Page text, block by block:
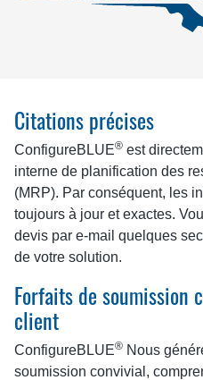
Citations précises
ConfigureBLUE® est
interne de planification des
(MRP). Par conséquent, les
toujours à jour et exactes.
devis par e-mail quelques
de votre solution.
Forfaits de soumission
client
ConfigureBLUE® Nous
soumission convivial,